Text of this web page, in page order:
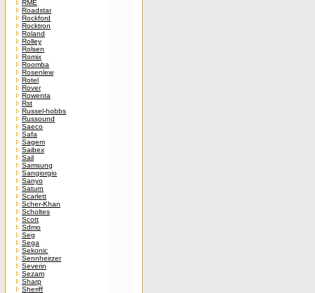
RME
Roadstar
Rockford
Rocktron
Roland
Rolley
Rolsen
Romix
Roomba
Rosenlew
Rotel
Rover
Rowenta
Rst
Russel-hobbs
Russound
Saeco
Safa
Sagem
Saibex
Sail
Samsung
Sangiorgio
Sanyo
Saturn
Scarlett
Scher-Khan
Scholtes
Scott
Sdmo
Seg
Sega
Sekonic
Sennheirzer
Severin
Sezam
Sharp
Sheriff